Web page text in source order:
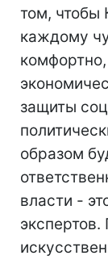
том, чтобы
каждому
защиты
образом
власти -